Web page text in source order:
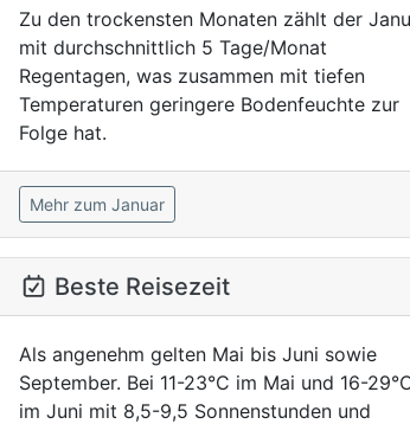
Zu den trockensten Monaten zählt der
mit durchschnittlich 5 Tage/Monat
Regentagen, was zusammen mit tiefen
Temperaturen geringere Bodenfeuchte zur
Folge hat.
Mehr zum Januar
Beste Reisezeit
Als angenehm gelten Mai bis Juni sowie
September. Bei 11-23°C im Mai und 16-
im Juni mit 8,5-9,5 Sonnenstunden und